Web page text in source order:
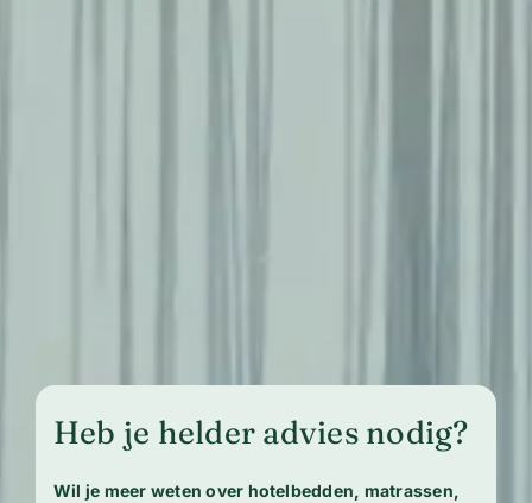
Heb je helder advies nodig?
Wil je meer weten over hotelbedden, matrassen,